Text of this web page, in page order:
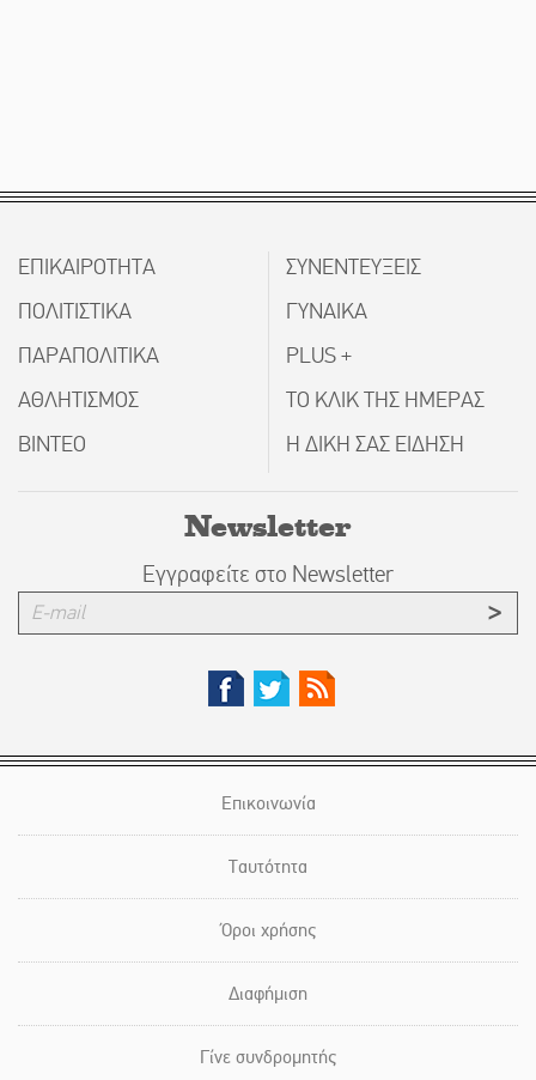
ΕΠΙΚΑΙΡΟΤΗΤΑ
ΠΟΛΙΤΙΣΤΙΚΑ
ΠΑΡΑΠΟΛΙΤΙΚΑ
ΑΘΛΗΤΙΣΜΟΣ
ΒΙΝΤΕΟ
ΣΥΝΕΝΤΕΥΞΕΙΣ
ΓΥΝΑΙΚΑ
PLUS +
ΤΟ ΚΛΙΚ ΤΗΣ ΗΜΕΡΑΣ
Η ΔΙΚΗ ΣΑΣ ΕΙΔΗΣΗ
Newsletter
Εγγραφείτε στο Newsletter
Επικοινωνία
Ταυτότητα
Όροι χρήσης
Διαφήμιση
Γίνε συνδρομητής